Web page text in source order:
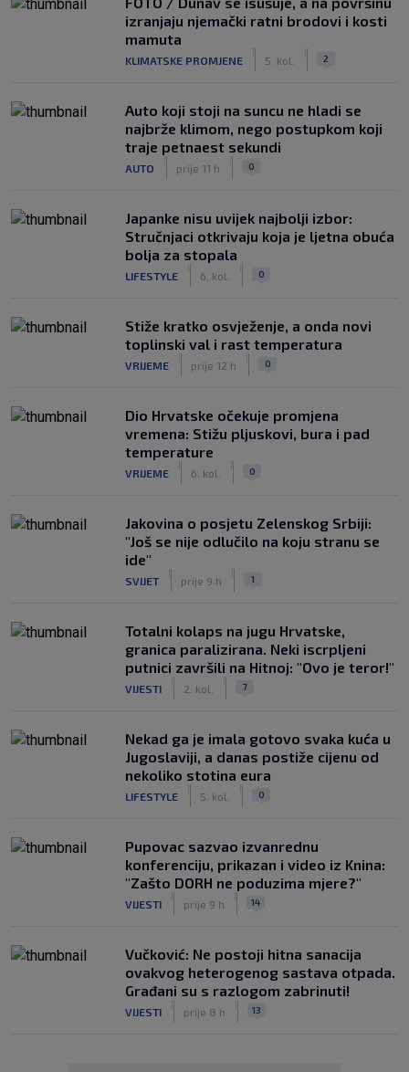
izranjaju njemački ratni brodovi i kosti
mamuta
KLIMATSKE PROMJENE 5. kol. 2
Auto koji stoji na suncu ne hladi se
najbrže klimom, nego postupkom koji
traje petnaest sekundi
AUTO prije 11 h 0
Japanke nisu uvijek najbolji izbor:
Stručnjaci otkrivaju koja je ljetna obuća
bolja za stopala
LIFESTYLE 6. kol. 0
Stiže kratko osvježenje, a onda novi
toplinski val i rast temperatura
VRIJEME prije 12 h 0
Dio Hrvatske očekuje promjena
vremena: Stižu pljuskovi, bura i pad
temperature
VRIJEME 6. kol. 0
Jakovina o posjetu Zelenskog Srbiji:
"Još se nije odlučilo na koju stranu se
ide"
SVIJET prije 9 h 1
Totalni kolaps na jugu Hrvatske,
granica paralizirana. Neki iscrpljeni
putnici završili na Hitnoj: "Ovo je teror!"
VIJESTI 2. kol. 7
Nekad ga je imala gotovo svaka kuća u
Jugoslaviji, a danas postiže cijenu od
nekoliko stotina eura
LIFESTYLE 5. kol. 0
Pupovac sazvao izvanrednu
konferenciju, prikazan i video iz Knina:
"Zašto DORH ne poduzima mjere?"
VIJESTI prije 9 h 14
Vučković: Ne postoji hitna sanacija
ovakvog heterogenog sastava otpada.
Građani su s razlogom zabrinuti!
VIJESTI prije 8 h 13